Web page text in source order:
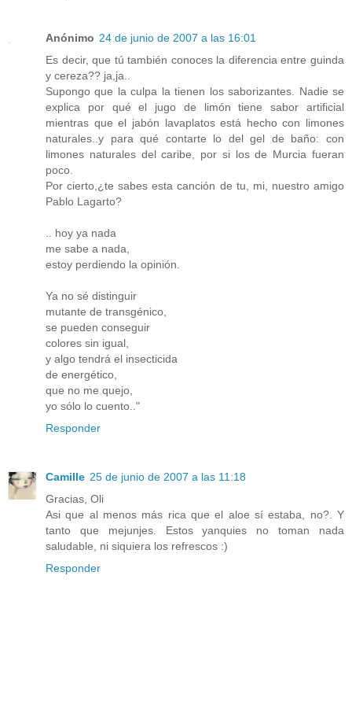
Anónimo 24 de junio de 2007 a las 16:01
Es decir, que tú también conoces la diferencia entre guinda
y cereza?? ja,ja..
Supongo que la culpa la tienen los saborizantes. Nadie se
explica por qué el jugo de limón tiene sabor artificial
mientras que el jabón lavaplatos está hecho con limones
naturales..y para qué contarte lo del gel de baño: con
limones naturales del caribe, por si los de Murcia fueran
poco.
Por cierto,¿te sabes esta canción de tu, mi, nuestro amigo
Pablo Lagarto?
.. hoy ya nada
me sabe a nada,
estoy perdiendo la opinión.
Ya no sé distinguir
mutante de transgénico,
se pueden conseguir
colores sin igual,
y algo tendrá el insecticida
de energético,
que no me quejo,
yo sólo lo cuento.."
Responder
Camille 25 de junio de 2007 a las 11:18
Gracias, Oli
Asi que al menos más rica que el aloe sí estaba, no?. Y
tanto que mejunjes. Estos yanquies no toman nada
saludable, ni siquiera los refrescos :)
Responder